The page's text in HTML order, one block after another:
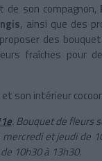
de son compagnon,
, ainsi que des
des
fraîches pour
son intérieur
. Bouquet de fleurs
et jeudi de
10h30 à 13h30.